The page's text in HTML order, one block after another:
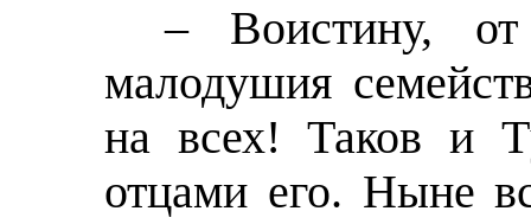
– Воистину,
малодушия
на всех! Таков и
отцами его. Ныне